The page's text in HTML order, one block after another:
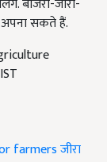
बाजरा-जीरा-
अपना सकते हैं.
farmersजीरा